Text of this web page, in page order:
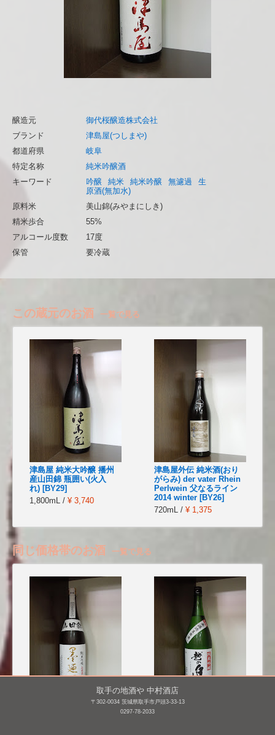
醸造元
御代桜醸造株式会社
ブランド
津島屋(つしまや)
都道府県
岐阜
特定名称
純米吟醸酒
キーワード
吟醸 純米 純米吟醸 無濾過
生
原酒(無加水)
原料米
美山錦(みやまにしき)
精米歩合
55%
アルコール度数
17度
保管
要冷蔵
この蔵元のお酒 一覧で見る
津島屋 純米大吟醸 播州
産山田錦 瓶囲い(火入
れ) [BY29]
1,800mL / ¥ 3,740
津島屋外伝 純米酒(おり
がらみ) der vater Rhein
Perlwein 父なるライン
2014 winter [BY26]
720mL / ¥ 1,375
同じ価格帯のお酒 一覧で見る
墨廼江 純米吟醸 山田錦
越の白鳥 純米吟醸 仕込
み10号 無濾過生原
取手の地酒や 中村酒店
〒302-0034 茨城県取手市戸頭3-33-13
0297-78-2033